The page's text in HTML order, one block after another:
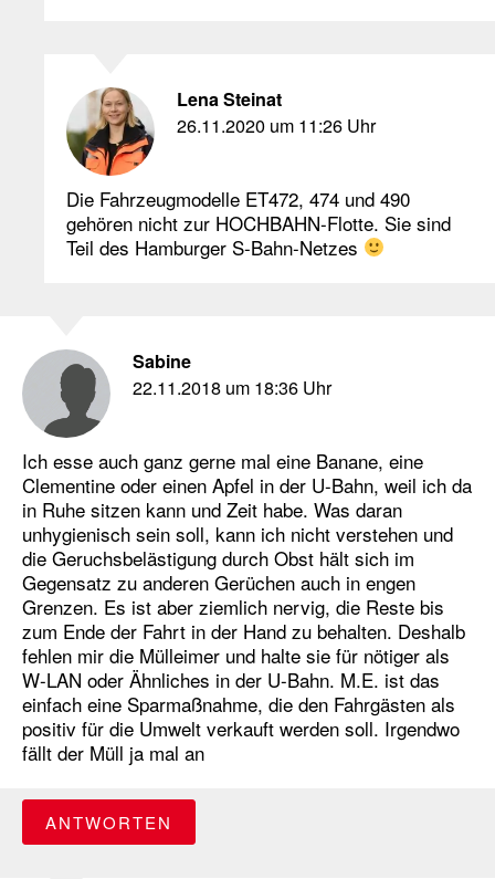
Lena Steinat
26.11.2020 um 11:26 Uhr
Die Fahrzeugmodelle ET472, 474 und 490
gehören nicht zur HOCHBAHN-Flotte. Sie sind
Teil des Hamburger S-Bahn-Netzes
Sabine
22.11.2018 um 18:36 Uhr
Ich esse auch ganz gerne mal eine Banane, eine
Clementine oder einen Apfel in der U-Bahn, weil ich da
in Ruhe sitzen kann und Zeit habe. Was daran
unhygienisch sein soll, kann ich nicht verstehen und
die Geruchsbelästigung durch Obst hält sich im
Gegensatz zu anderen Gerüchen auch in engen
Grenzen. Es ist aber ziemlich nervig, die Reste bis
zum Ende der Fahrt in der Hand zu behalten. Deshalb
fehlen mir die Mülleimer und halte sie für nötiger als
W-LAN oder Ähnliches in der U-Bahn. M.E. ist das
einfach eine Sparmaßnahme, die den Fahrgästen als
positiv für die Umwelt verkauft werden soll. Irgendwo
fällt der Müll ja mal an
ANTWORTEN